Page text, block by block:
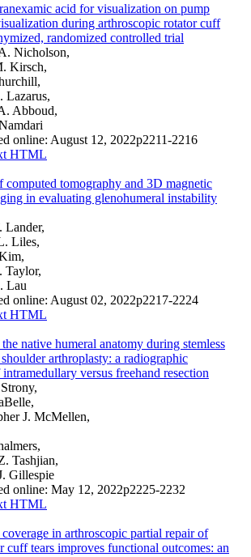
acid for visualization on pump
during arthroscopic rotator cuff
randomized controlled trial
Nicholson,
Kirsch,
Lazarus,
Abboud,
online: August 12, 2022p2211-2216
HTML
computed tomography and 3D magnetic
in evaluating glenohumeral instability
Lander,
Liles,
Taylor,
Lau
online: August 02, 2022p2217-2224
HTML
native humeral anatomy during stemless
arthroplasty: a radiographic
versus freehand resection
J. McMellen,
Tashjian,
Gillespie
online: May 12, 2022p2225-2232
HTML
in arthroscopic partial repair of
cuff tears improves functional outcomes: an